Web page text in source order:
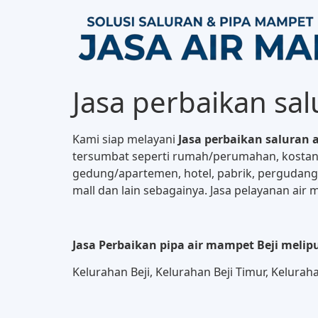
Jasa perbaikan
Kami siap melayani Jasa perbaikan saluran
tersumbat seperti rumah/perumahan,
gedung/apartemen, hotel, pabrik,
mall dan lain sebagainya. Jasa pelayanan air
Jasa Perbaikan pipa air mampet Beji
Kelurahan Beji, Kelurahan Beji Timur,